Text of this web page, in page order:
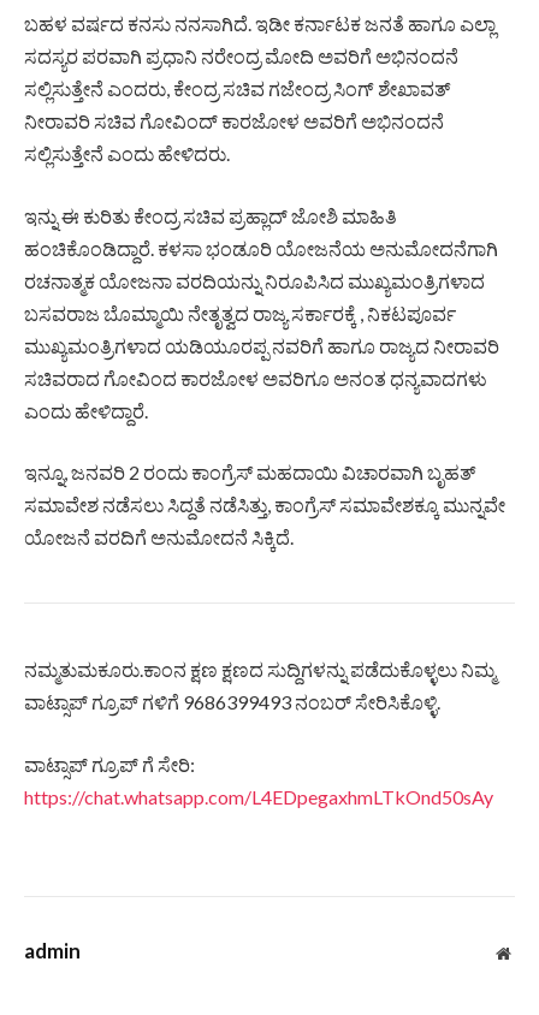
ಬಹಳ ವರ್ಷದ ಕನಸು ನನಸಾಗಿದೆ. ಇಡೀ ಕರ್ನಾಟಕ ಜನತೆ ಹಾಗೂ ಎಲ್ಲಾ
ಸದಸ್ಯರ ಪರವಾಗಿ ಪ್ರಧಾನಿ ನರೇಂದ್ರ ಮೋದಿ ಅವರಿಗೆ ಅಭಿನಂದನೆ
ಸಲ್ಲಿಸುತ್ತೇನೆ ಎಂದರು, ಕೇಂದ್ರ ಸಚಿವ ಗಜೇಂದ್ರ ಸಿಂಗ್ ಶೇಖಾವತ್
ನೀರಾವರಿ ಸಚಿವ ಗೋವಿಂದ್ ಕಾರಜೋಳ ಅವರಿಗೆ ಅಭಿನಂದನೆ
ಸಲ್ಲಿಸುತ್ತೇನೆ ಎಂದು ಹೇಳಿದರು.
ಇನ್ನು ಈ ಕುರಿತು ಕೇಂದ್ರ ಸಚಿವ ಪ್ರಹ್ಲಾದ್ ಜೋಶಿ ಮಾಹಿತಿ
ಹಂಚಿಕೊಂಡಿದ್ದಾರೆ. ಕಳಸಾ ಭಂಡೂರಿ ಯೋಜನೆಯ ಅನುಮೋದನೆಗಾಗಿ
ರಚನಾತ್ಮಕ ಯೋಜನಾ ವರದಿಯನ್ನು ನಿರೂಪಿಸಿದ ಮುಖ್ಯಮಂತ್ರಿಗಳಾದ
ಬಸವರಾಜ ಬೊಮ್ಮಾಯಿ ನೇತೃತ್ವದ ರಾಜ್ಯ ಸರ್ಕಾರಕ್ಕೆ , ನಿಕಟಪೂರ್ವ
ಮುಖ್ಯಮಂತ್ರಿಗಳಾದ ಯಡಿಯೂರಪ್ಪ ನವರಿಗೆ ಹಾಗೂ ರಾಜ್ಯದ ನೀರಾವರಿ
ಸಚಿವರಾದ ಗೋವಿಂದ ಕಾರಜೋಳ ಅವರಿಗೂ ಅನಂತ ಧನ್ಯವಾದಗಳು
ಎಂದು ಹೇಳಿದ್ದಾರೆ.
ಇನ್ನೂ, ಜನವರಿ 2 ರಂದು ಕಾಂಗ್ರೆಸ್ ಮಹದಾಯಿ ವಿಚಾರವಾಗಿ ಬೃಹತ್
ಸಮಾವೇಶ ನಡೆಸಲು ಸಿದ್ದತೆ ನಡೆಸಿತ್ತು, ಕಾಂಗ್ರೆಸ್ ಸಮಾವೇಶಕ್ಕೂ ಮುನ್ನವೇ
ಯೋಜನೆ ವರದಿಗೆ ಅನುಮೋದನೆ ಸಿಕ್ಕಿದೆ.
ನಮ್ಮತುಮಕೂರು.ಕಾಂನ ಕ್ಷಣ ಕ್ಷಣದ ಸುದ್ದಿಗಳನ್ನು ಪಡೆದುಕೊಳ್ಳಲು ನಿಮ್ಮ
ವಾಟ್ಸಾಪ್ ಗ್ರೂಪ್ ಗಳಿಗೆ 9686399493 ನಂಬರ್ ಸೇರಿಸಿಕೊಳ್ಳಿ.
ವಾಟ್ಸಾಪ್ ಗ್ರೂಪ್ ಗೆ ಸೇರಿ:
https://chat.whatsapp.com/L4EDpegaxhmLTkOnd50sAy
admin